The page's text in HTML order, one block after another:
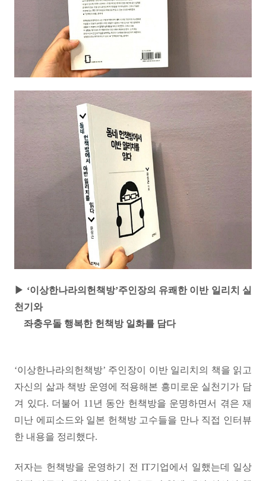
▶ ‘이상한나라의헌책방’주인장의 유쾌한 이반 일리치 실
천기와
좌충우돌 행복한 헌책방 일화를 담다
‘이상한나라의헌책방’ 주인장이 이반 일리치의 책을 읽고
자신의 삶과 책방 운영에 적용해본 흥미로운 실천기가 담
겨 있다. 더불어 11년 동안 헌책방을 운명하면서 겪은 재
미난 에피소드와 일본 헌책방 고수들을 만나 직접 인터뷰
한 내용을 정리했다.
저자는 헌책방을 운영하기 전 IT기업에서 일했는데 일상